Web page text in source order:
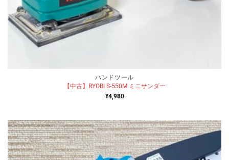
ハンドツール
【中古】RYOBI S-550M ミニサンダー
¥4,980